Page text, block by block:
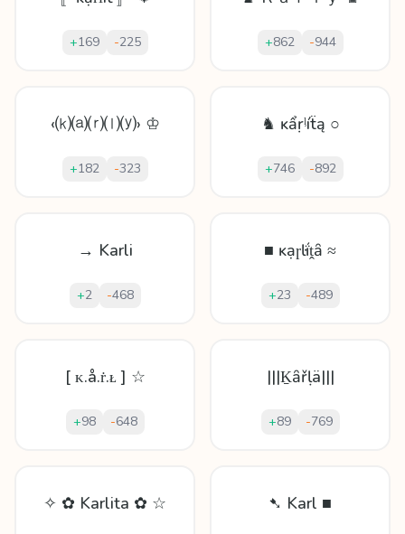
+169 -225 +862 -944
‹⒦⒜⒭⒧⒴› ♔
+182 -323
♞ ĸẩṛᶪíẗą ○
+746 -892
→ Karli
+2 -468
■ ĸạɼŀḯṱȃ ≈
+23 -489
[ ᴋ.å.ṙ.ᴌ ] ☆
+98 -648
|||Ḵȃřḷä|||
+89 -769
✧ ✿ Karlita ✿ ☆ ➷ Karl ■